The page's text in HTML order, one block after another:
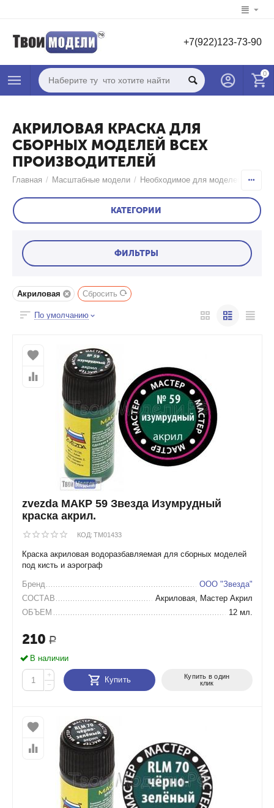
+7(922)123-73-90
0
АКРИЛОВАЯ КРАСКА ДЛЯ
СБОРНЫХ МОДЕЛЕЙ ВСЕХ
ПРОИЗВОДИТЕЛЕЙ
Главная / Масштабные модели / Необходимое для моделей
КАТЕГОРИИ
ФИЛЬТРЫ
Акриловая Сбросить
По умолчанию
zvezda МАКР 59 Звезда Изумрудный
краска акрил.
КОД: TM01433
Краска акриловая водоразбавляемая для сборных моделей
под кисть и аэрограф
Бренд
ООО "Звезда"
СОСТАВ
Акриловая, Мастер Акрил
ОБЪЕМ
12 мл.
210 Р
В наличии
+
−
Купить
Купить в один
клик